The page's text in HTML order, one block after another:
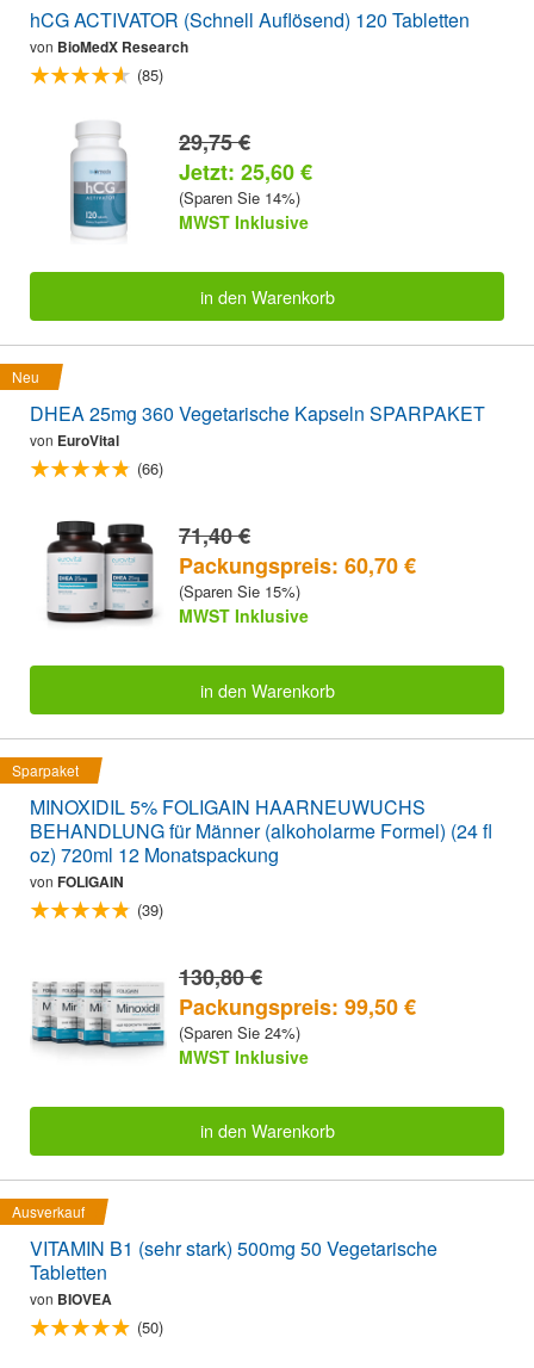
hCG ACTIVATOR (Schnell Auflösend) 120 Tabletten
von BioMedX Research
(85)
29,75 €
Jetzt: 25,60 €
(Sparen Sie 14%)
MWST Inklusive
in den Warenkorb
Neu
DHEA 25mg 360 Vegetarische Kapseln SPARPAKET
von EuroVital
(66)
71,40 €
Packungspreis: 60,70 €
(Sparen Sie 15%)
MWST Inklusive
in den Warenkorb
Sparpaket
MINOXIDIL 5% FOLIGAIN HAARNEUWUCHS
BEHANDLUNG für Männer (alkoholarme Formel) (24 fl
oz) 720ml 12 Monatspackung
von FOLIGAIN
(39)
130,80 €
Packungspreis: 99,50 €
(Sparen Sie 24%)
MWST Inklusive
in den Warenkorb
Ausverkauf
VITAMIN B1 (sehr stark) 500mg 50 Vegetarische
Tabletten
von BIOVEA
(50)